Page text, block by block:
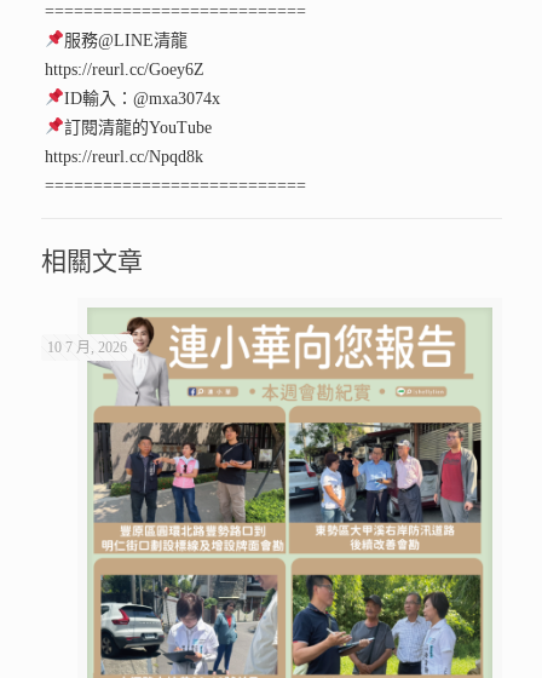
===========================
服務@LINE清龍
https://reurl.cc/Goey6Z
ID輸入：@mxa3074x
訂閱清龍的YouTube
https://reurl.cc/Npqd8k
===========================
相關文章
10 7 月, 2026